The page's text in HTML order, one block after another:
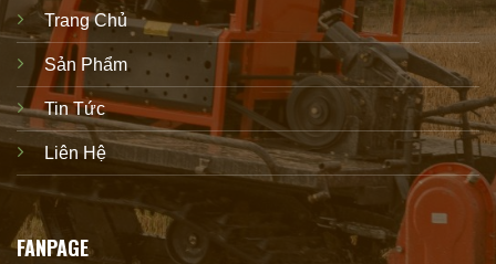
Trang Chủ
Sản Phẩm
Tin Tức
Liên Hệ
FANPAGE